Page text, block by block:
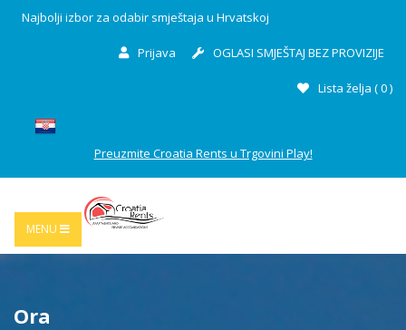
Najbolji izbor za odabir smještaja u Hrvatskoj
Prijava OGLASI SMJEŠTAJ BEZ PROVIZIJE
Lista želja (0)
Preuzmite Croatia Rents u Trgovini Play!
MENU
Ora